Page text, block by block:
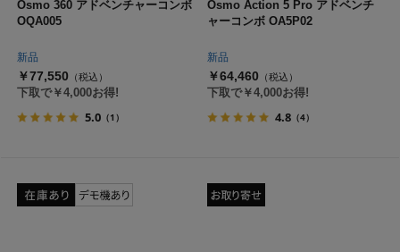
新品
Osmo 360 アドベンチャーコンボ
OQA005
￥77,550 （税込）
下取で￥4,000お得!
5.0 （1）
新品
Osmo Action 5 Pro アドベンチ
ャーコンボ OA5P02
￥64,460 （税込）
下取で￥4,000お得!
4.8 （4）